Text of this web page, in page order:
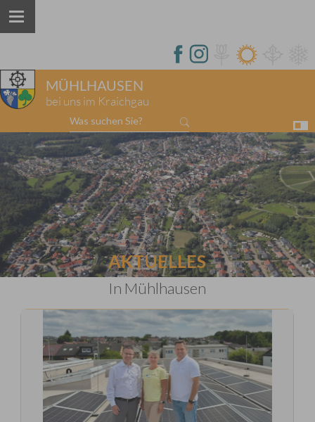
MÜHLHAUSEN
bei uns im Kraichgau
Was suchen Sie?
AKTUELLES
In Mühlhausen